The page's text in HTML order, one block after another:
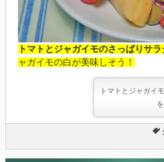
トマトとジャガイモのさっぱりサラ
ャガイモの白が美味しそう！
トマトとジャガイ